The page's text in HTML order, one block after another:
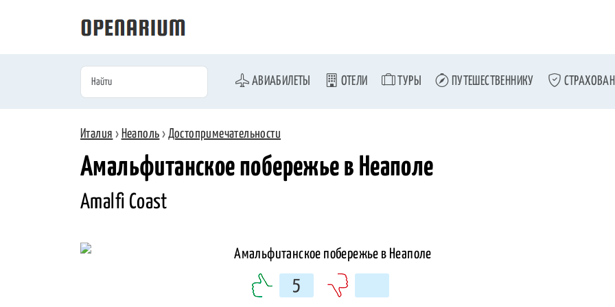
АВИАБИЛЕТЫ ОТЕЛИ ТУРЫ ПУТЕШЕСТВЕННИКУ
Италия › Неаполь › Достопримечательности
Амальфитанское побережье в Неаполе
Amalfi Coast
5